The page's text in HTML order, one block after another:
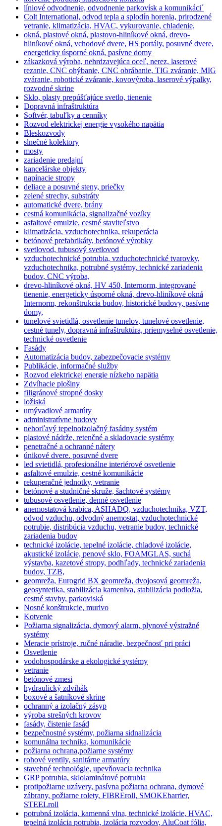
líniové odvodnenie, odvodnenie parkovísk a komunikáci´
Colt International, odvod tepla a splodín horenia, prirodzené
vetranie, klimatizácia, HVAC, vykurovanie, chladenie,
okná, plastové okná, plastovo-hliníkové okná, drevo-
hliníkové okná, vchodové dvere, HS portály, posuvné dvere,
energeticky úsporné okná, pasívne domy
zákazková výroba, nehrdzavejúca oceľ, nerez, laserové
rezanie, CNC ohýbanie, CNC obrábanie, TIG zváranie, MIG
zváranie, robotické zváranie, kovovýroba, laserové výpalky,
rozvodné skrine
Sklo, plasty prepúšťajúce svetlo, tienenie
Dopravná infraštruktúra
Softvér, tabuľky a cenníky
Rozvod elektrickej energie vysokého napätia
Bleskozvody
slnečné kolektory
mosty
zariadenie predajní
kancelárske objekty
napínacie stropy
deliace a posuvné steny, priečky
zelené strechy, substráty
automatické dvere, brány
cestná komunikácia, signalizačné vozíky
asfaltové emulzie, cestné staviteľstvo
klimatizácia, vzduchotechnika, rekuperácia
betónové prefabrikáty, betónové výrobky
svetlovod, tubusový svetlovod
vzduchotechnické potrubia, vzduchotechnické tvarovky,
vzduchotechnika, potrubné systémy, technické zariadenia
budov, CNC výroba,
drevo-hliníkové okná, HV 450, Internorm, integrované
tienenie, energeticky úsporné okná, drevo-hliníkové okná
Internorm, rekonštrukcia budov, historické budovy, pasívne
domy,
tunelové svietidlá, osvetlenie tunelov, tunelové osvetlenie,
cestné tunely, dopravná infraštruktúra, priemyselné osvetlenie,
technické osvetlenie
Fasády
Automatizácia budov, zabezpečovacie systémy
Publikácie, informačné služby
Rozvod elektrickej energie nízkeho napätia
Zdvíhacie plošiny
filigránové stropné dosky
ložiská
umývadlové armatúty
administratívne budovy
nehorľavý tepelnoizolačný fasádny systém
plastové nádrže, retenčné a skladovacie systémy
penetračné a ochranné nátery
únikové dvere. posuvné dvere
led svietidlá, profesionálne interiérové osvetlenie
asfaltové emulzie, cestné komunikácie
rekuperačné jednotky, vetranie
betónové a studničné skruže, šachtové systémy
tubusové osvetlenie, denné osvetlenie
anemostatová krabica, ASHADQ, vzduchotechnika, VZT,
odvod vzduchu, odvodný anemostat, vzduchotechnické
potrubie, distribúcia vzduchu, vetranie budov, technické
zariadenia budov
technické izolácie, tepelné izolácie, chladové izolácie,
akustické izolácie, penové sklo, FOAMGLAS, suchá
výstavba, kazetové stropy, podhľady, technické zariadenia
budov, TZB,
geomreža, Eurogrid BX geomreža, dvojosová geomreža,
geosyntetika, stabilizácia kameniva, stabilizácia podložia,
cestné stavby, parkoviská
Nosné konštrukcie, murivo
Kotvenie
Požiarna signalizácia, dymový alarm, plynové výstražné
systémy
Meracie prístroje, ručné náradie, bezpečnosť pri práci
Osvetlenie
vodohospodárske a ekologické systémy
vetranie
betónové zmesi
hydraulický zdvihák
boxové a šatníkové skrine
ochranný a izolačný zásyp
výroba strešných krovov
fasády, čistenie fasád
bezpečnostné systémy, požiarna sidnalizácia
komunálna technika, komunikácie
požiarna ochrana,požiarne systémy
rohové ventily, sanitárne armatúry
stavebné technológie, upevňovacia technika
GRP potrubia, sklolaminátové potrubia
protipožiarne uzávery, pasívna požiarna ochrana, dymové
zábrany, požiarne rolety, FIBREroll, SMOKEbarrier,
STEELroll
potrubná izolácia, kamenná vlna, technické izolácie, HVAC,
tepelná izolácia potrubia, izolácia rozvodov, AluCoat fólia,